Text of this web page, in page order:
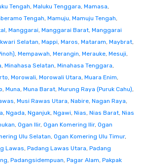
Tengah, Maluku Tenggara, Mamasa,
Tengah, Mamuju, Mamuju Tengah,
, Manggarai, Manggarai Barat, Manggarai
Selatan, Mappi, Maros, Mataram, Maybrat,
, Mempawah, Merangin, Merauke, Mesuji,
, Minahasa Selatan, Minahasa Tenggara,
, Morowali, Morowali Utara, Muara Enim,
, Muna, Muna Barat, Murung Raya (Puruk Cahu),
, Musi Rawas Utara, Nabire, Nagan Raya,
, Ngada, Nganjuk, Ngawi, Nias, Nias Barat, Nias
, Ogan Ilir, Ogan Komering Ilir, Ogan
Ulu Selatan, Ogan Komering Ulu Timur,
Lawas, Padang Lawas Utara, Padang
, Padangsidempuan, Pagar Alam, Pakpak